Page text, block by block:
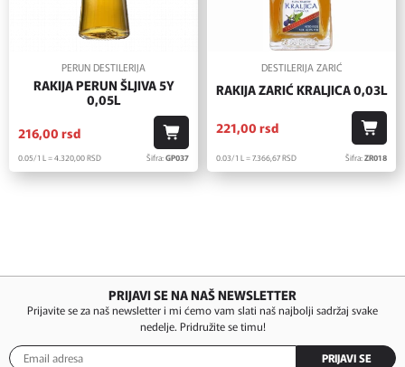
PERUN DESTILERIJA
RAKIJA PERUN ŠLJIVA 5Y
0,05L
216,00 rsd
0.05/1 L = 4.320,00RSD Šifra:GP037
DESTILERIJA ZARIĆ
RAKIJA ZARIĆ KRALJICA 0,03L
221,00 rsd
0.03/1 L = 7.366,67RSD Šifra:ZR018
PRIJAVI SE NA NAŠ NEWSLETTER
Prijavite se za naš newsletter i mi ćemo vam slati naš najbolji sadržaj svake
nedelje. Pridružite se timu!
PRIJAVI SE